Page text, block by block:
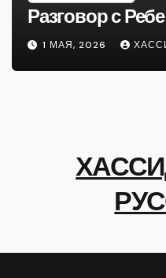
Разговор с Ребе
1 МАЯ, 2026